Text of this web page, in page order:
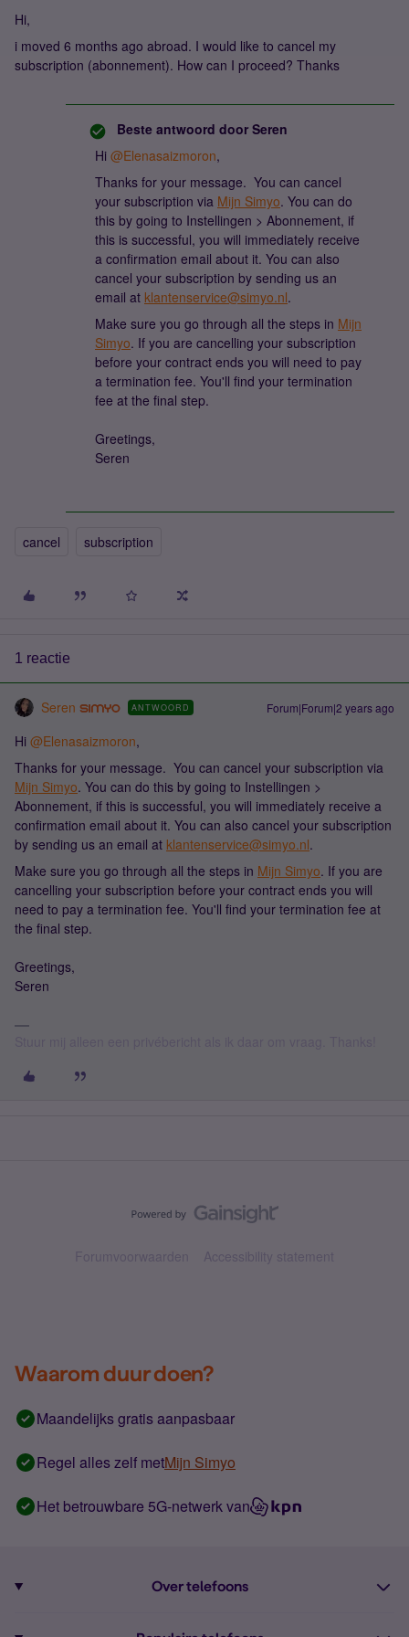
Hi,
i moved 6 months ago abroad. I would like to cancel my
subscription (abonnement). How can I proceed? Thanks
Beste antwoord door Seren
Hi @Elenasaizmoron,
Thanks for your message. You can cancel
your subscription via Mijn Simyo. You can do
this by going to Instellingen > Abonnement, if
this is successful, you will immediately receive
a confirmation email about it. You can also
cancel your subscription by sending us an
email at klantenservice@simyo.nl.
Make sure you go through all the steps in Mijn
Simyo. If you are cancelling your subscription
before your contract ends you will need to pay
a termination fee. You'll find your termination
fee at the final step.
Greetings,
Seren
cancel subscription
1 reactie
Seren ANTWOORD Forum|Forum|2 years ago
Hi @Elenasaizmoron,
Thanks for your message. You can cancel your subscription via
Mijn Simyo. You can do this by going to Instellingen >
Abonnement, if this is successful, you will immediately receive a
confirmation email about it. You can also cancel your subscription
by sending us an email at klantenservice@simyo.nl.
Make sure you go through all the steps in Mijn Simyo. If you are
cancelling your subscription before your contract ends you will
need to pay a termination fee. You'll find your termination fee at
the final step.
Greetings,
Seren
Forumvoorwaarden Accessibility statement
Waarom duur doen?
Maandelijks gratis aanpasbaar
Regel alles zelf metMijn Simyo
Het betrouwbare 5G-netwerk van
Over telefoons